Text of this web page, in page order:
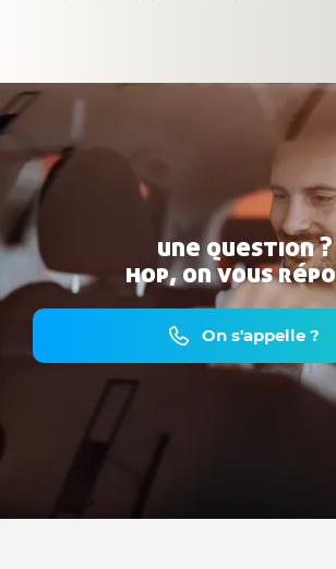
une question ?
hop, on vous
On s'appelle ?